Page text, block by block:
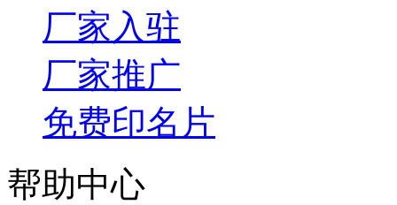
厂家入驻
厂家推广
免费印名片
帮助中心